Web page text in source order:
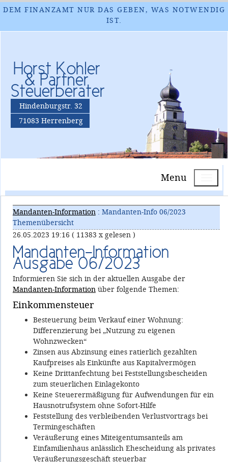
DEM FINANZAMT NUR DAS GEBEN, WAS NOTWENDIG
IST.
Horst Kohler
& Partner
Steuerberater
Hindenburgstr. 32
71083 Herrenberg
Menu
Mandanten-Information: Mandanten-Info 06/2023
Themenübersicht
26.05.2023 19:16 ( 11383 x gelesen )
Mandanten-Information
Ausgabe 06/2023
Informieren Sie sich in der aktuellen Ausgabe der
Mandanten-Informationüber folgende Themen:
Einkommensteuer
Besteuerung beim Verkauf einer Wohnung:
Differenzierung bei „Nutzung zu eigenen
Wohnzwecken“
Zinsen aus Abzinsung eines ratierlich gezahlten
Kaufpreises als Einkünfte aus Kapitalvermögen
Keine Drittanfechtung bei Feststellungsbescheiden
zum steuerlichen Einlagekonto
Keine Steuerermäßigung für Aufwendungen für ein
Hausnotrufsystem ohne Sofort-Hilfe
Feststellung des verbleibenden Verlustvortrags bei
Termingeschäften
Veräußerung eines Miteigentumsanteils am
Einfamilienhaus anlässlich Ehescheidung als privates
Veräußerungsgeschäft steuerbar